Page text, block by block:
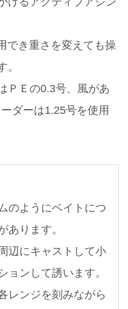
でき重さを変えても操
。
ＰＥの0.3号、風があ
ダーは1.25号を使用
のようにベイトにつ
あります。
辺にキャストして小
ョンして誘います。
レンジを刻みながら